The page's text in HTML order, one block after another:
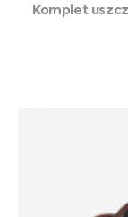
Komplet